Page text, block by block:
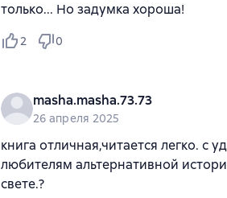
только... Но задумка хороша!
2 0
masha.masha.73.73
26 апреля 2025
книга отличная,читается легко. с
любителям альтернативной
свете.?